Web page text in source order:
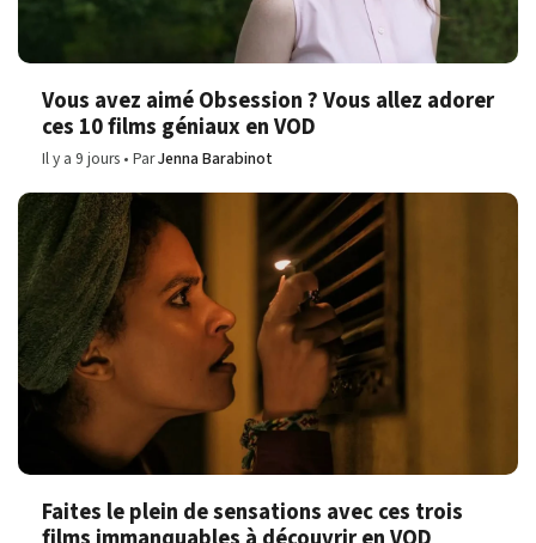
Vous avez aimé Obsession ? Vous allez adorer
ces 10 films géniaux en VOD
Il y a 9 jours ParJenna Barabinot
Faites le plein de sensations avec ces trois